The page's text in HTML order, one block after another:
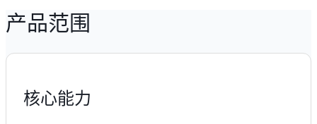
产品范围
核心能力